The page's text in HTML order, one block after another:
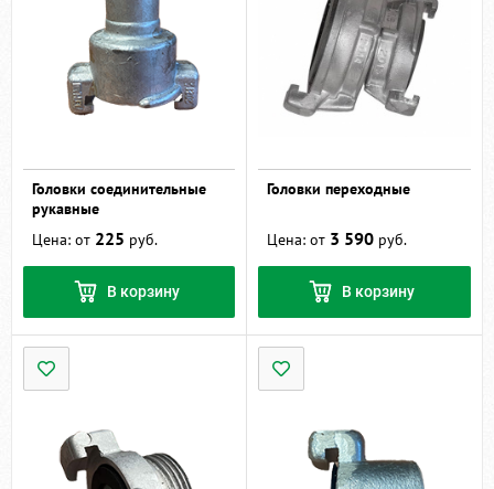
Головки соединительные
рукавные
Цена: от 225 руб.
В корзину
Головки переходные
Цена: от 3 590 руб.
В корзину